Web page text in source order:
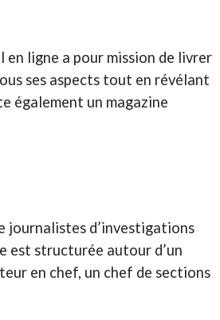
en ligne a pour mission de livrer
ses aspects tout en révélant
également un magazine
journalistes d’investigations
est structurée autour d’un
en chef, un chef de sections